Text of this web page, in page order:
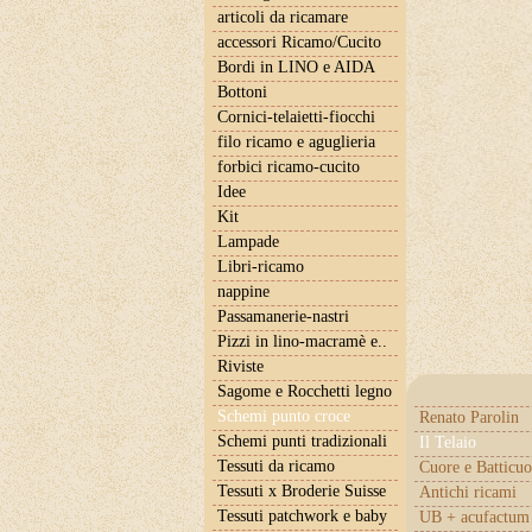
articoli da ricamare
accessori Ricamo/Cucito
Bordi in LINO e AIDA
Bottoni
Cornici-telaietti-fiocchi
filo ricamo e aguglieria
forbici ricamo-cucito
Idee
Kit
Lampade
Libri-ricamo
nappine
Passamanerie-nastri
Pizzi in lino-macramè e..
Riviste
Sagome e Rocchetti legno
Schemi punto croce
Renato Parolin
Il Telaio
Cuore e
Antichi ricami
UB +
Schemi punti tradizionali
Tessuti da ricamo
Tessuti x Broderie Suisse
Tessuti patchwork e baby